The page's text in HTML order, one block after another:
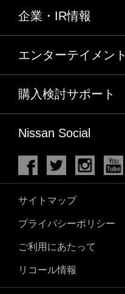
企業・IR情報
エンターテイメント
購入検討サポート
Nissan Social
サイトマップ
プライバシーポリシー
ご利用にあたって
リコール情報